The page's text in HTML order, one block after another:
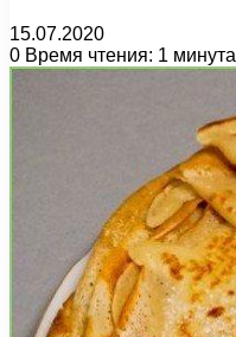
15.07.2020
0 Время чтения: 1 минута